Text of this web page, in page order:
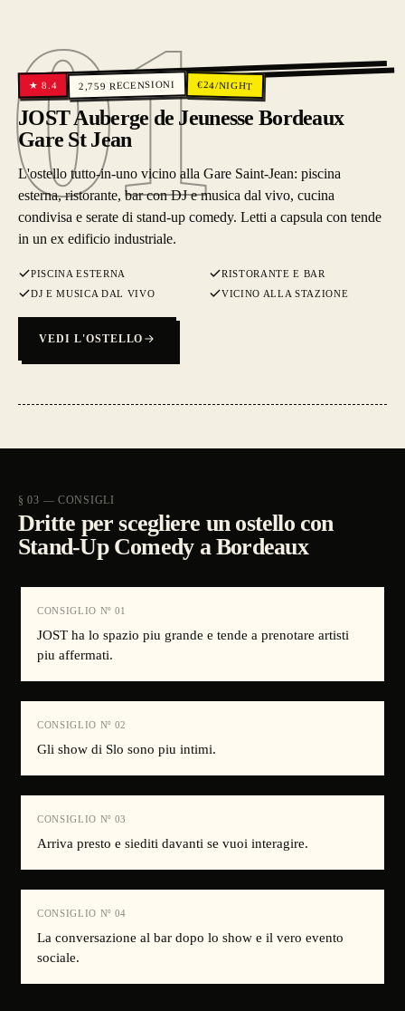
01
01
★8.4 2,759 RECENSIONI €24/NIGHT
JOST Auberge de Jeunesse Bordeaux
Gare St Jean
L'ostello tutto-in-uno vicino alla Gare Saint-Jean: piscina
esterna, ristorante, bar con DJ e musica dal vivo, cucina
condivisa e serate di stand-up comedy. Letti a capsula con tende
in un ex edificio industriale.
PISCINA ESTERNA
RISTORANTE E BAR
DJ E MUSICA DAL VIVO
VICINO ALLA STAZIONE
VEDI L'OSTELLO
§ 03 — CONSIGLI
Dritte per scegliere un ostello con
Stand-Up Comedy a Bordeaux
CONSIGLIO Nº 01
JOST ha lo spazio piu grande e tende a prenotare artisti
piu affermati.
CONSIGLIO Nº 02
Gli show di Slo sono piu intimi.
CONSIGLIO Nº 03
Arriva presto e siediti davanti se vuoi interagire.
CONSIGLIO Nº 04
La conversazione al bar dopo lo show e il vero evento
sociale.